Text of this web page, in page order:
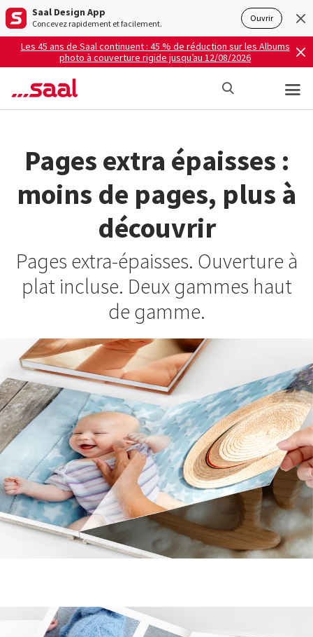
Saal Design App
Concevez rapidement et facilement. Ouvrir
Les 45 ans de Saal continuent : 45 % de réduction sur les Albums
photo à couverture rigide jusqu’au 12/08/2026
Pages extra épaisses :
moins de pages, plus à
découvrir
Pages extra-épaisses. Ouverture à
plat incluse. Deux gammes haut
de gamme.